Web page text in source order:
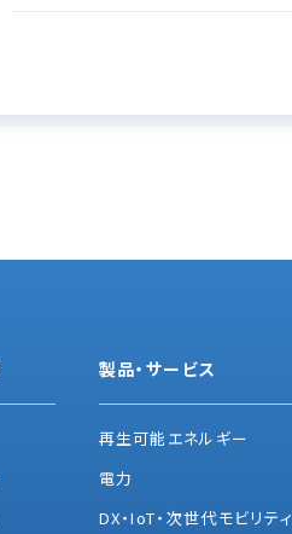
製品・サービス
再生可能エネルギー
電力
DX・IoT・次世代モビリティ